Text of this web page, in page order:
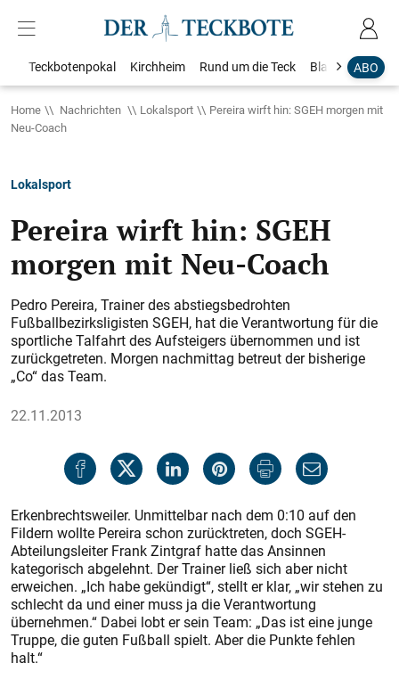
ABO
Teckbotenpokal Kirchheim Rund um die Teck Blaulicht
Home Nachrichten Lokalsport
Pereira wirft hin: SGEH morgen mit
Neu-Coach
Lokalsport
Pereira wirft hin: SGEH
morgen mit Neu-Coach
Pedro Pereira, Trainer des abstiegsbedrohten
Fußballbezirksligisten SGEH, hat die Verantwortung für die
sportliche Talfahrt des Aufsteigers übernommen und ist
zurückgetreten. Morgen nachmittag betreut der bisherige
„Co“ das Team.
22.11.2013
Erkenbrechtsweiler. Unmittelbar nach dem 0:10 auf den
Fildern wollte Pereira schon zurücktreten, doch SGEH-
Abteilungsleiter Frank Zintgraf hatte das Ansinnen
kategorisch abgelehnt. Der Trainer ließ sich aber nicht
erweichen. „Ich habe gekündigt“, stellt er klar, „wir stehen zu
schlecht da und einer muss ja die Verantwortung
übernehmen.“ Dabei lobt er sein Team: „Das ist eine junge
Truppe, die guten Fußball spielt. Aber die Punkte fehlen
halt.“